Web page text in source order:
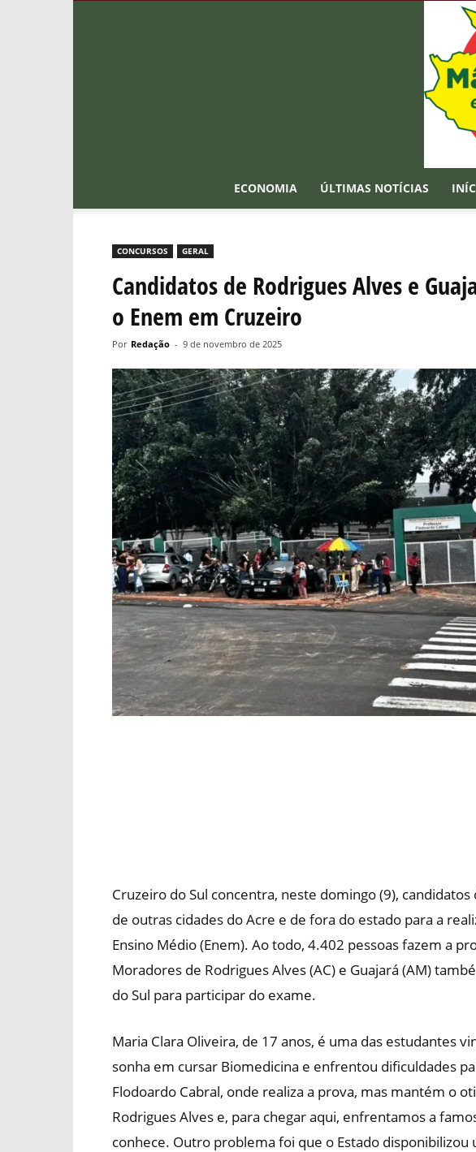
ECONOMIA ÚLTIMAS NOTÍCIAS
CONCURSOS GERAL
Candidatos de Rodrigues Alves e
o Enem em Cruzeiro
Por Redação - 9 de novembro de 2025
Cruzeiro do Sul concentra, neste domingo (9),
de outras cidades do Acre e de fora do estado para a
Ensino Médio (Enem). Ao todo, 4.402 pessoas fazem a
Moradores de Rodrigues Alves (AC) e Guajará (AM)
do Sul para participar do exame.
Maria Clara Oliveira, de 17 anos, é uma das estudantes
sonha em cursar Biomedicina e enfrentou dificuldades
Flodoardo Cabral, onde realiza a prova, mas mantém o
Rodrigues Alves e, para chegar aqui, enfrentamos a
conhece. Outro problema foi que o Estado